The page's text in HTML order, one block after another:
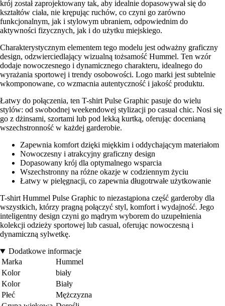
krój został zaprojektowany tak, aby idealnie dopasowywał się do
kształtów ciała, nie krępując ruchów, co czyni go zarówno
funkcjonalnym, jak i stylowym ubraniem, odpowiednim do
aktywności fizycznych, jak i do użytku miejskiego.
Charakterystycznym elementem tego modelu jest odważny graficzny
design, odzwierciedlający wizualną tożsamość Hummel. Ten wzór
dodaje nowoczesnego i dynamicznego charakteru, idealnego do
wyrażania sportowej i trendy osobowości. Logo marki jest subtelnie
wkomponowane, co wzmacnia autentyczność i jakość produktu.
Łatwy do połączenia, ten T-shirt Pulse Graphic pasuje do wielu
stylów: od swobodnej weekendowej stylizacji po casual chic. Nosi się
go z dżinsami, szortami lub pod lekką kurtką, oferując docenianą
wszechstronność w każdej garderobie.
Zapewnia komfort dzięki miękkim i oddychającym materiałom
Nowoczesny i atrakcyjny graficzny design
Dopasowany krój dla optymalnego wsparcia
Wszechstronny na różne okazje w codziennym życiu
Łatwy w pielęgnacji, co zapewnia długotrwałe użytkowanie
T-shirt Hummel Pulse Graphic to niezastąpiona część garderoby dla
wszystkich, którzy pragną połączyć styl, komfort i wydajność. Jego
inteligentny design czyni go mądrym wyborem do uzupełnienia
kolekcji odzieży sportowej lub casual, oferując nowoczesną i
dynamiczną sylwetkę.
Dodatkowe informacje
Marka
Hummel
Kolor
biały
Kolor
Biały
Płeć
Mężczyzna